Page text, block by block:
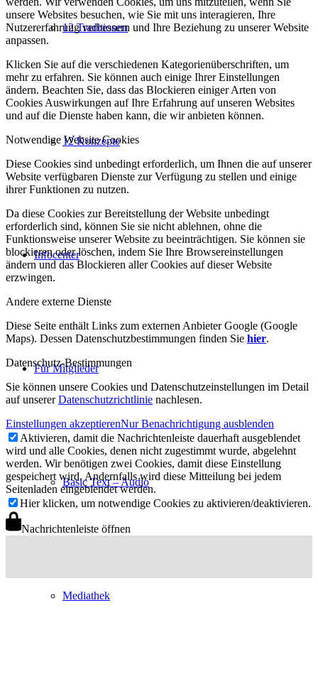
12 Traditionen
12 Konzepte
Infocenter
Für Mitglieder
Basic Text – Audio
Mediathek
unsere Websites besuchen, wie Sie mit uns interagieren, Ihre
Nutzererfahrung verbessern und Ihre Beziehung zu unserer Website
anpassen.
Klicken Sie auf die verschiedenen Kategorienüberschriften, um
mehr zu erfahren. Sie können auch einige Ihrer Einstellungen
ändern. Beachten Sie, dass das Blockieren einiger Arten von
Cookies Auswirkungen auf Ihre Erfahrung auf unseren Websites
und auf die Dienste haben kann, die wir anbieten können.
Notwendige Website Cookies
Diese Cookies sind unbedingt erforderlich, um Ihnen die auf unserer
Website verfügbaren Dienste zur Verfügung zu stellen und einige
ihrer Funktionen zu nutzen.
Da diese Cookies zur Bereitstellung der Website unbedingt
erforderlich sind, können Sie sie nicht ablehnen, ohne die
Funktionsweise unserer Website zu beeinträchtigen. Sie können sie
blockieren oder löschen, indem Sie Ihre Browsereinstellungen
ändern und das Blockieren aller Cookies auf dieser Website
erzwingen.
Andere externe Dienste
Diese Seite enthält Links zum externen Anbieter Google (Google
Maps). Dessen Datenschutzbestimmungen finden Sie hier.
Datenschutz-Bestimmungen
Sie können unsere Cookies und Datenschutzeinstellungen im Detail
auf unsererDatenschutzrichtlinie nachlesen.
Einstellungen akzeptierenNur Benachrichtigung ausblenden
Aktivieren, damit die Nachrichtenleiste dauerhaft ausgeblendet
wird und alle Cookies, denen nicht zugestimmt wurde, abgelehnt
werden. Wir benötigen zwei Cookies, damit diese Einstellung
gespeichert wird. Andernfalls wird diese Mitteilung bei jedem
Seitenladen eingeblendet werden.
Hier klicken, um notwendige Cookies zu aktivieren/deaktivieren.
Nachrichtenleiste öffnen